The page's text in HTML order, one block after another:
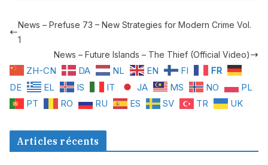
News – Prefuse 73 – New Strategies for Modern Crime Vol.
1
News – Future Islands – The Thief (Official Video)
ZH-CN DA NL EN FI
FR
DE
EL IS IT JA MS NO
PL
PT
RO RU ES SV TR UK
Articles récents